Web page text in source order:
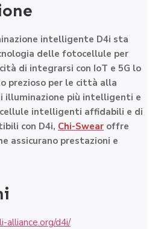
intelligente D4i sta
delle fotocellule per
di integrarsi con IoT e 5G lo
prezioso per le città alla
illuminazione più intelligenti e
intelligenti affidabili e di
con D4i, Chi-Swear offre
assicurano prestazioni e
alliance.org/d4i/